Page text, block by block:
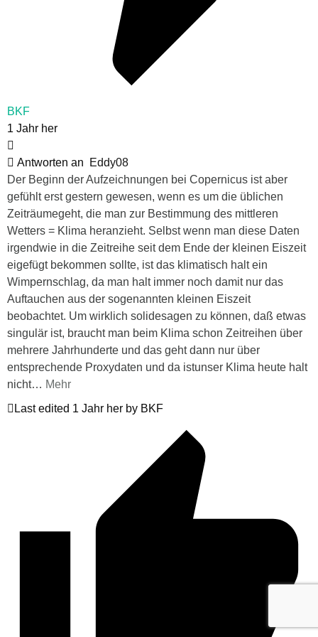
BKF
1 Jahr her
Antworten an
Eddy08
Der Beginn der Aufzeichnungen bei Copernicus ist aber
gefühlt erst gestern gewesen, wenn es um die üblichen
Zeiträumegeht, die man zur Bestimmung des mittleren
Wetters = Klima heranzieht. Selbst wenn man diese Daten
irgendwie in die Zeitreihe seit dem Ende der kleinen Eiszeit
eigefügt bekommen sollte, ist das klimatisch halt ein
Wimpernschlag, da man halt immer noch damit nur das
Auftauchen aus der sogenannten kleinen Eiszeit
beobachtet. Um wirklich solidesagen zu können, daß etwas
singulär ist, braucht man beim Klima schon Zeitreihen über
mehrere Jahrhunderte und das geht dann nur über
entsprechende Proxydaten und da istunser Klima heute halt
nicht… Mehr
Last edited 1 Jahr her by BKF